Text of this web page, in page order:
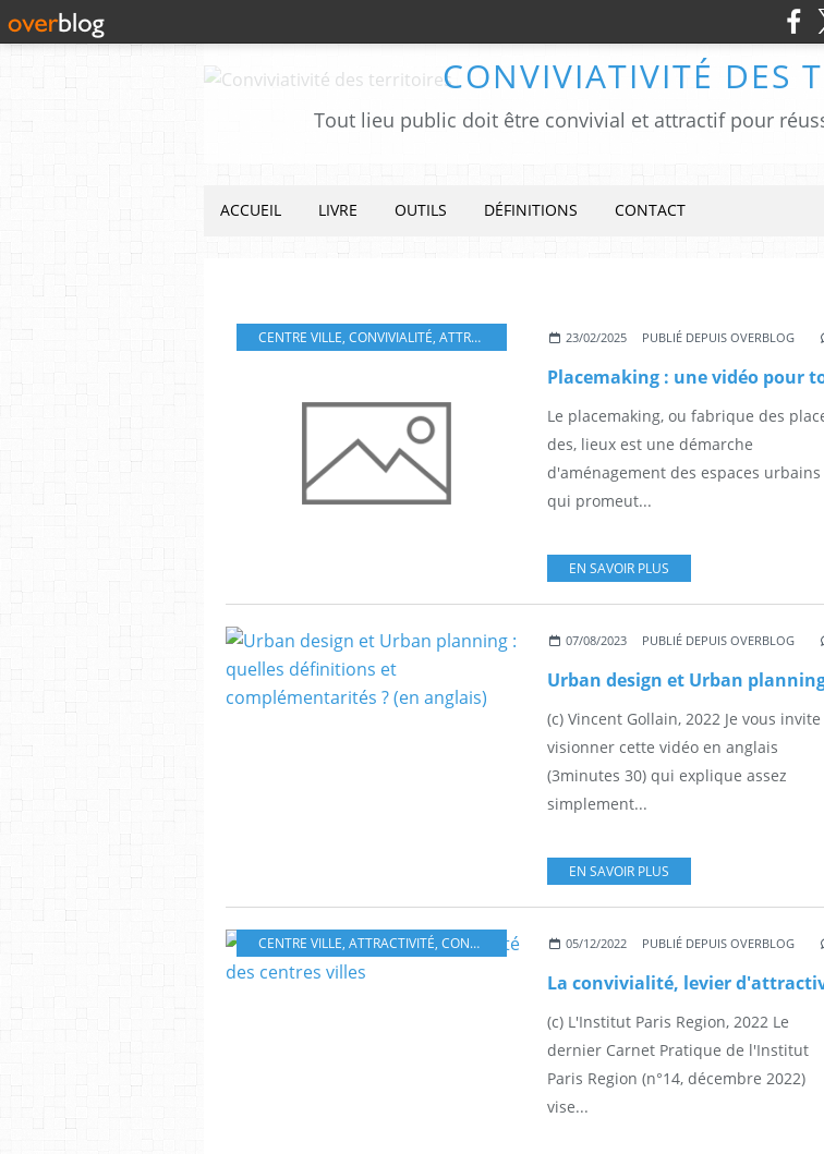
CONVIVIATIVITÉ DES
Tout lieu public doit être convivial et attractif pour
ACCUEIL LIVRE OUTILS DÉFINITIONS CONTACT
CENTRE VILLE, CONVIVIALITÉ, ATTRACTIVITÉ 23/02/2025 PUBLIÉ DEPUIS OVERBLOG
Le placemaking, ou fabrique des
des, lieux est une démarche
d'aménagement des espaces urbains
qui promeut...
EN SAVOIR PLUS
07/08/2023 PUBLIÉ DEPUIS OVERBLOG
(c) Vincent Gollain, 2022 Je vous invite
visionner cette vidéo en anglais
(3minutes 30) qui explique assez
simplement...
EN SAVOIR PLUS
CENTRE VILLE, ATTRACTIVITÉ, CONVIVIALITÉ 05/12/2022 PUBLIÉ DEPUIS OVERBLOG
(c) L'Institut Paris Region, 2022 Le
dernier Carnet Pratique de l'Institut
Paris Region (n°14, décembre 2022)
vise...